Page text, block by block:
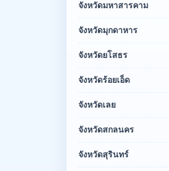
จังหวัดมหาสารคาม
จังหวัดมุกดาหาร
จังหวัดยโสธร
จังหวัดร้อยเอ็ด
จังหวัดเลย
จังหวัดสกลนคร
จังหวัดสุรินทร์